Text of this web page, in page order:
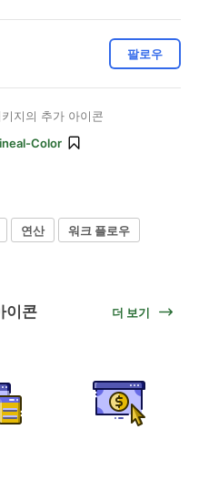
팔로우
지의 추가 아이콘
Color
연산 워크 플로우
이콘 더 보기